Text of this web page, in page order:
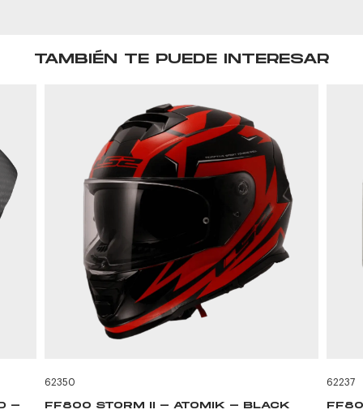
TAMBIÉN TE PUEDE INTERESAR
-
62350
FF800 STORM II - ATOMIK - BLACK
62237